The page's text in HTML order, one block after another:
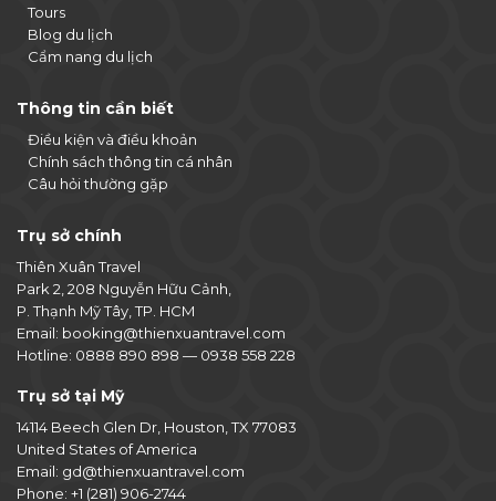
Tours
Blog du lịch
Cẩm nang du lịch
Thông tin cần biết
Điều kiện và điều khoản
Chính sách thông tin cá nhân
Câu hỏi thường gặp
Trụ sở chính
Thiên Xuân Travel
Park 2, 208 Nguyễn Hữu Cảnh,
P. Thạnh Mỹ Tây, TP. HCM
Email: booking@thienxuantravel.com
Hotline: 0888 890 898 — 0938 558 228
Trụ sở tại Mỹ
14114 Beech Glen Dr, Houston, TX 77083
United States of America
Email: gd@thienxuantravel.com
Phone: +1 (281) 906-2744